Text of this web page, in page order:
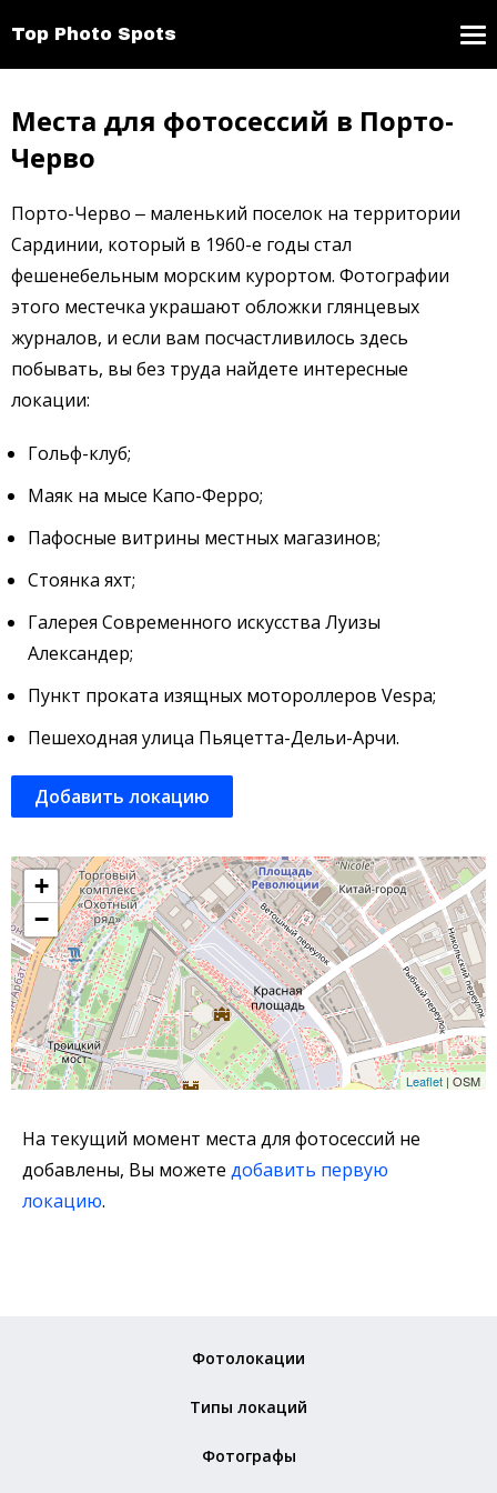
Top Photo Spots
Места для фотосессий в Порто-
Черво
Порто-Черво ‒ маленький поселок на территории
Сардинии, который в 1960-е годы стал
фешенебельным морским курортом. Фотографии
этого местечка украшают обложки глянцевых
журналов, и если вам посчастливилось здесь
побывать, вы без труда найдете интересные
локации:
Гольф-клуб;
Маяк на мысе Капо-Ферро;
Пафосные витрины местных магазинов;
Стоянка яхт;
Галерея Современного искусства Луизы
Александер;
Пункт проката изящных мотороллеров Vespa;
Пешеходная улица Пьяцетта-Дельи-Арчи.
Добавить локацию
+
−
Leaflet | OSM
На текущий момент места для фотосессий не
добавлены, Вы можете добавить первую
локацию.
Фотолокации
Типы локаций
Фотографы